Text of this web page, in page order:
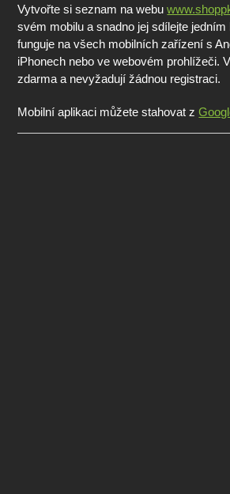
Vytvořte si seznam na webu
svém mobilu a snadno jej sdílejte
funguje na všech mobilních zařízení s
iPhonech nebo ve webovém prohlížeči.
zdarma a nevyžadují žádnou registraci.
Mobilní aplikaci můžete stahovat z